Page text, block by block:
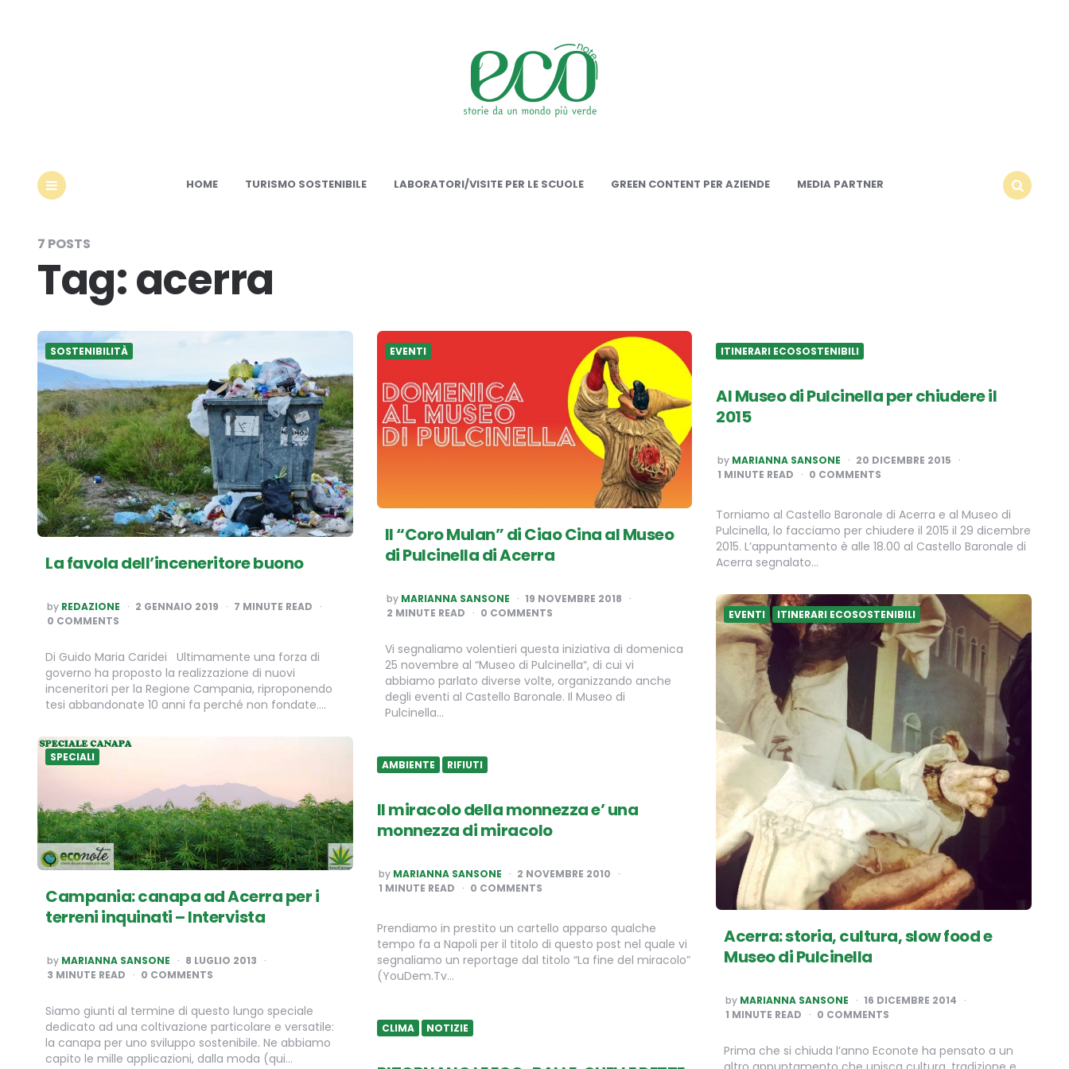
HOME TURISMO SOSTENIBILE LABORATORI/VISITE PER LE SCUOLE GREEN CONTENT PER AZIENDE
MEDIA PARTNER
7 POSTS
Tag:acerra
SOSTENIBILITÀ
La favola dell’inceneritore buono
POSTED
BY
by REDAZIONE 2 GENNAIO 2019 7 MINUTE READ
0 COMMENTS
Di Guido Maria Caridei Ultimamente una forza di
governo ha proposto la realizzazione di nuovi
inceneritori per la Regione Campania, riproponendo
tesi abbandonate 10 anni fa perché non fondate….
EVENTI
Il “Coro Mulan” di Ciao Cina al Museo
di Pulcinella di Acerra
POSTED
BY
by MARIANNA SANSONE
19 NOVEMBRE 2018
2 MINUTE READ 0 COMMENTS
Vi segnaliamo volentieri questa iniziativa di domenica
25 novembre al “Museo di Pulcinella“, di cui vi
abbiamo parlato diverse volte, organizzando anche
degli eventi al Castello Baronale. Il Museo di
Pulcinella…
ITINERARI ECOSOSTENIBILI
Al Museo di Pulcinella per chiudere il
2015
POSTED
BY
by MARIANNA SANSONE
20 DICEMBRE 2015
1 MINUTE READ 0 COMMENTS
Torniamo al Castello Baronale di Acerra e al Museo di
Pulcinella, lo facciamo per chiudere il 2015 il 29 dicembre
2015. L’appuntamento è alle 18.00 al Castello Baronale di
Acerra segnalato…
EVENTI ITINERARI ECOSOSTENIBILI
Acerra: storia, cultura, slow food e
Museo di Pulcinella
POSTED
BY
by MARIANNA SANSONE
16 DICEMBRE 2014
1 MINUTE READ 0 COMMENTS
Prima che si chiuda l’anno Econote ha pensato a un
SPECIALI
Campania: canapa ad Acerra per i
terreni inquinati – Intervista
POSTED
BY
by MARIANNA SANSONE
8 LUGLIO 2013
3 MINUTE READ 0 COMMENTS
Siamo giunti al termine di questo lungo speciale
dedicato ad una coltivazione particolare e versatile:
la canapa per uno sviluppo sostenibile. Ne abbiamo
capito le mille applicazioni, dalla moda (qui…
AMBIENTE RIFIUTI
Il miracolo della monnezza e’ una
monnezza di miracolo
POSTED
BY
by MARIANNA SANSONE
2 NOVEMBRE 2010
1 MINUTE READ 0 COMMENTS
Prendiamo in prestito un cartello apparso qualche
tempo fa a Napoli per il titolo di questo post nel quale vi
segnaliamo un reportage dal titolo “La fine del miracolo”
(YouDem.Tv…
CLIMA NOTIZIE